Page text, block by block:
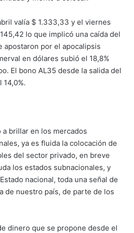
valía $ 1.333,33 y el viernes
lo que implicó una caída del
apostaron por el apocalipsis
en dólares subió el 18,8%
El bono AL35 desde la salida del
14,0%.
a brillar en los mercados
ya es fluida la colocación de
del sector privado, en breve
los estados subnacionales, y
nacional, toda una señal de
de nuestro país, de parte de los
dinero que se propone desde el